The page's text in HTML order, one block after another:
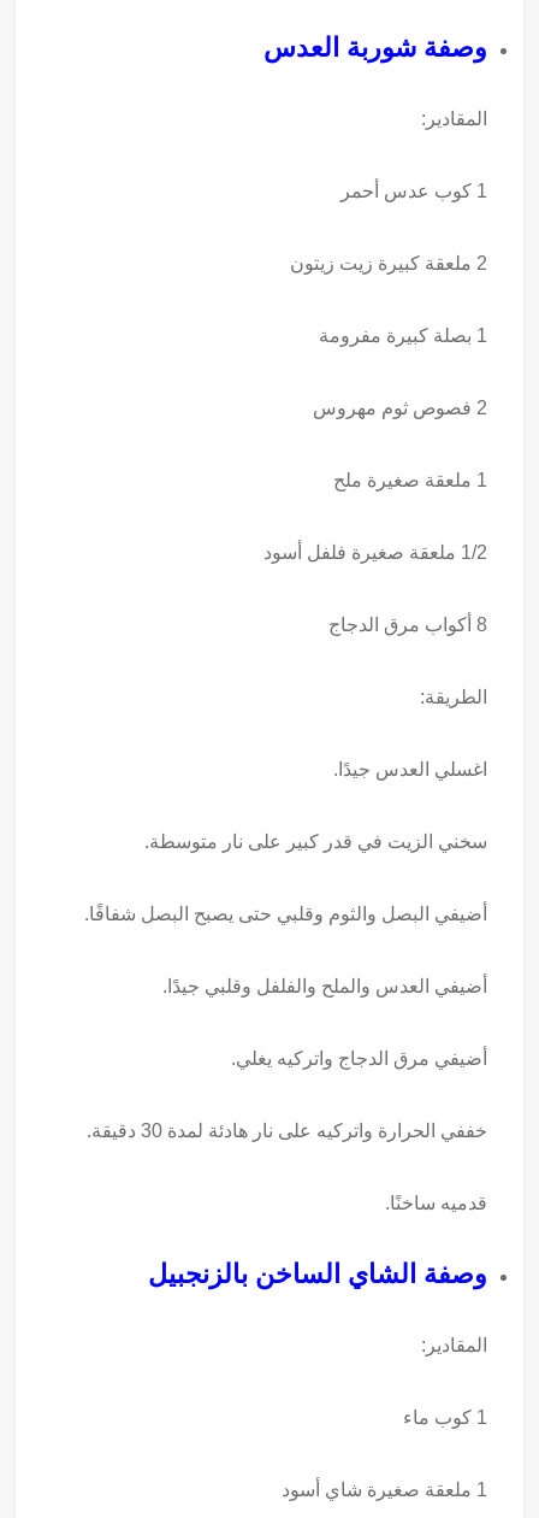
وصفة شوربة العدس
المقادير:
1 كوب عدس أحمر
2 ملعقة كبيرة زيت زيتون
1 بصلة كبيرة مفرومة
2 فصوص ثوم مهروس
1 ملعقة صغيرة ملح
1/2 ملعقة صغيرة فلفل أسود
8 أكواب مرق الدجاج
الطريقة:
اغسلي العدس جيدًا.
سخني الزيت في قدر كبير على نار متوسطة.
أضيفي البصل والثوم وقلبي حتى يصبح البصل شفافًا.
أضيفي العدس والملح والفلفل وقلبي جيدًا.
أضيفي مرق الدجاج واتركيه يغلي.
خففي الحرارة واتركيه على نار هادئة لمدة 30 دقيقة.
قدميه ساخنًا.
وصفة الشاي الساخن بالزنجبيل
المقادير:
1 كوب ماء
1 ملعقة صغيرة شاي أسود